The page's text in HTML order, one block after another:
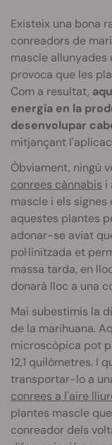
Existeix una bona
conreadors de
mascle allunyades
provoca que les
Com a resultat,
energia en la
desenvolupar
mitjançant
Òbviament, ningú
conrees cànnabis i
mascle i els signes
aquestes plantes
adonar-se aviat
pol·linitzada et
massa tarda, en
donarà lloc a una
Mai subestimis la
de la marihuana.
microscòpica pot
12,1 quilòmetres. I
transportar-lo a
conrees a l'aire
plantes mascle
conreador dels